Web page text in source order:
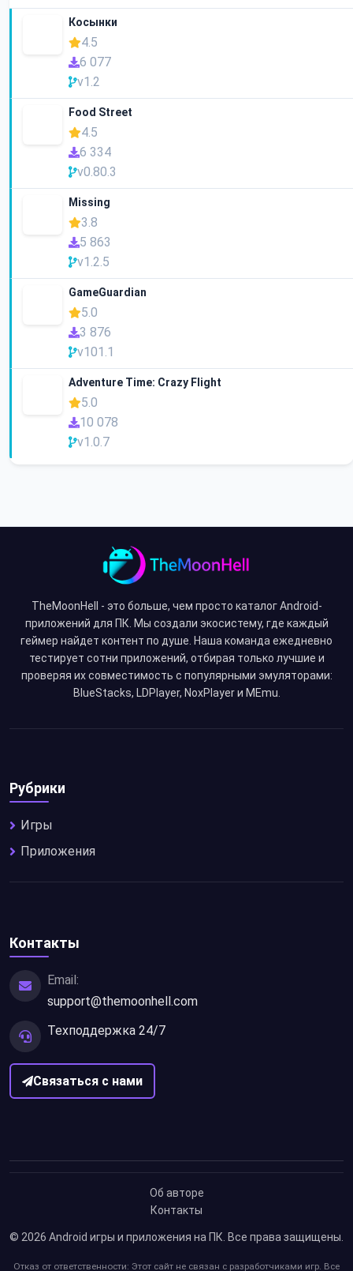
Косынки
4.5
6 077
v1.2
Food Street
4.5
6 334
v0.80.3
Missing
3.8
5 863
v1.2.5
GameGuardian
5.0
3 876
v101.1
Adventure Time: Crazy Flight
5.0
10 078
v1.0.7
TheMoonHell - это больше, чем просто каталог Android-
приложений для ПК. Мы создали экосистему, где каждый
геймер найдет контент по душе. Наша команда ежедневно
тестирует сотни приложений, отбирая только лучшие и
проверяя их совместимость с популярными эмуляторами:
BlueStacks, LDPlayer, NoxPlayer и MEmu.
Рубрики
Игры
Приложения
Контакты
Email:
support@themoonhell.com
Техподдержка 24/7
Связаться с нами
Об авторе
Контакты
© 2026 Android игры и приложения на ПК. Все права защищены.
Отказ от ответственности: Этот сайт не связан с разработчиками игр. Все